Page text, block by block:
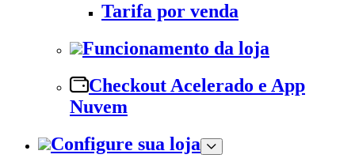
Tarifa por venda
Funcionamento da loja
Checkout Acelerado e App
Nuvem
Configure sua loja